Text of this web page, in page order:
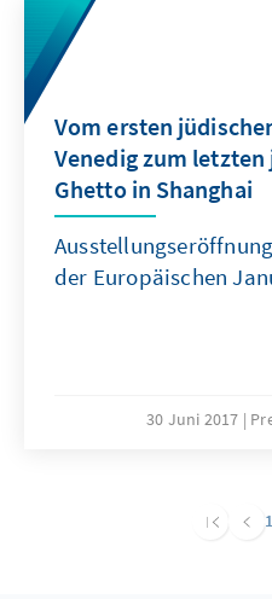
Vom ersten
Venedig zum letzten
Ghetto in Shanghai
der Europäischen
30 Juni 2017